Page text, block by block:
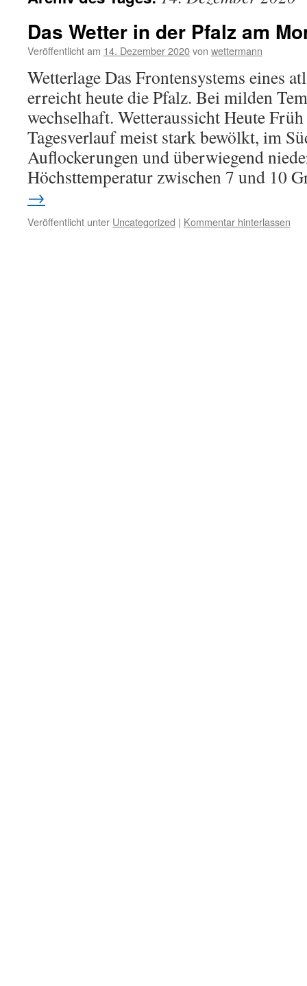
Das Wetter in der Pfalz am
Veröffentlicht am 14. Dezember 2020von wettermann
Wetterlage Das Frontensystems eines
erreicht heute die Pfalz. Bei milden
wechselhaft. Wetteraussicht Heute
Tagesverlauf meist stark bewölkt, im
Auflockerungen und überwiegend
Höchsttemperatur zwischen 7 und 10
→
Veröffentlicht unter Uncategorized | Kommentar hinterlassen